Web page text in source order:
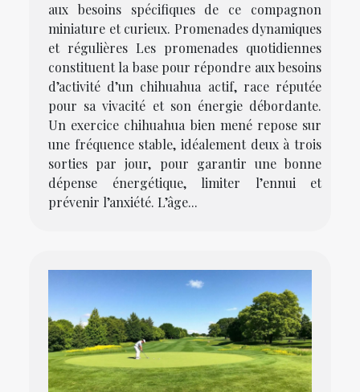
aux besoins spécifiques de ce compagnon
miniature et curieux. Promenades dynamiques
et régulières Les promenades quotidiennes
constituent la base pour répondre aux besoins
d’activité d’un chihuahua actif, race réputée
pour sa vivacité et son énergie débordante.
Un exercice chihuahua bien mené repose sur
une fréquence stable, idéalement deux à trois
sorties par jour, pour garantir une bonne
dépense énergétique, limiter l’ennui et
prévenir l’anxiété. L’âge...